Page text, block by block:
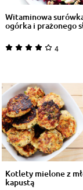
Witaminowa
ogórka i prażonego
4
Kotlety mielone z
kapustą